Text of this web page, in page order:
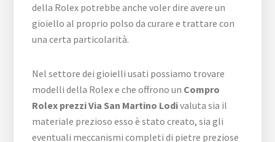
della Rolex potrebbe anche voler dire avere un
gioiello al proprio polso da curare e trattare con
una certa particolarità.
Nel settore dei gioielli usati possiamo trovare
modelli della Rolex e che offrono un Compro
Rolex prezzi Via San Martino Lodivaluta sia il
materiale prezioso esso è stato creato, sia gli
eventuali meccanismi completi di pietre preziose